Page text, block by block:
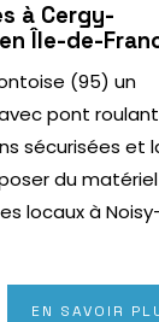
à Cergy-
Île-de-
(95) un
pont
sécurisées et
du matériel
locaux à
EN SAVOIR